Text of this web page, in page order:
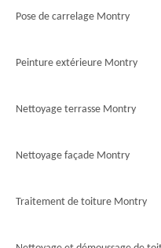
Pose de carrelage Montry
Peinture extérieure Montry
Nettoyage terrasse Montry
Nettoyage façade Montry
Traitement de toiture Montry